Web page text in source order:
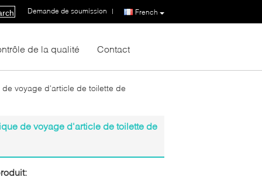
French
Demande de soumission |
de la qualité Contact
voyage d'article de toilette de
de voyage d'article de toilette de